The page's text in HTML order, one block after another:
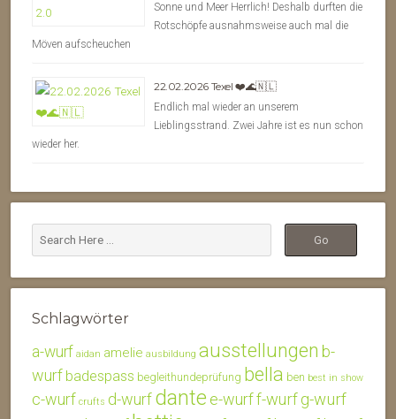
Sonne und Meer Herrlich! Deshalb durften die
Rotschöpfe ausnahmsweise auch mal die
Möven aufscheuchen
22.02.2026 Texel ❤️🌊🇳🇱
Endlich mal wieder an unserem
Lieblingsstrand. Zwei Jahre ist es nun schon
wieder her.
Schlagwörter
a-wurf aidan amelie ausbildung ausstellungen b-
wurf badespass begleithundeprüfung bella ben best in show
c-wurf crufts d-wurfdante e-wurff-wurfg-wurf